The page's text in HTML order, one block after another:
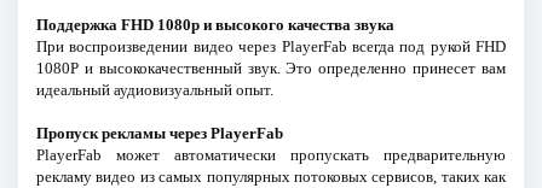
Поддержка FHD 1080p и высокого качества звука
При воспроизведении видео через PlayerFab всегда под рукой FHD
1080P и высококачественный звук. Это определенно принесет вам
идеальный аудиовизуальный опыт.
Пропуск рекламы через PlayerFab
PlayerFab может автоматически пропускать предварительную
рекламу видео из самых популярных потоковых сервисов, таких как